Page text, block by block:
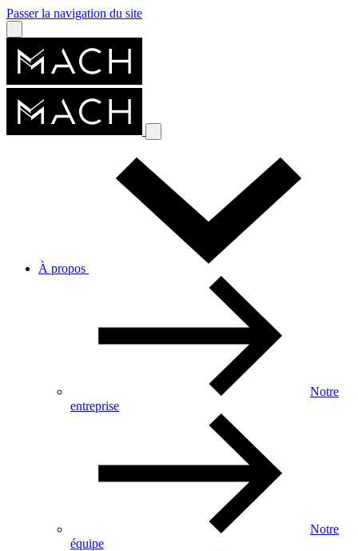
Passer la navigation du site
À propos
Notre
entreprise
Notre
équipe